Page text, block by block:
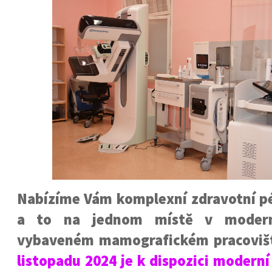
Nabízíme Vám komplexní zdravotní
a to na jednom místě v
vybaveném mamografickém
listopadu 2024 je k dispozici